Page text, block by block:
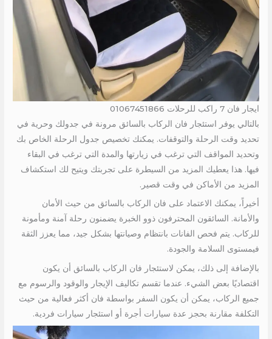
ايجار فان 7 راكب للرحلات 01067451866
بالتالي يوفر استئجار فان الركاب بالسائق مرونة في جدولك وحرية في
تحديد وقت الرحلة والتوقفات. يمكنك تخصيص جدول الرحلة الخاص بك
وتحديد المواقف التي ترغب في زيارتها والمدة التي ترغب في البقاء
فيها. هذا يعطيك المزيد من السيطرة على تجربتك ويتيح لك استكشاف
المزيد من الأماكن في وقت قصير.
أخيراً، يمكنك الاعتماد على فان الركاب بالسائق من حيث الأمان
والأمانة. السائقون المحترفون ذوو الخبرة يضمنون رحلة آمنة ومأمونة
للركاب. يتم فحص الفانات بانتظام وصيانتها بشكل جيد، مما يعزز الثقة
فيمستوى السلامة والجودة.
بالإضافة إلى ذلك، يمكن لاستئجار فان الركاب بالسائق أن يكون
اقتصاديًا بعض الشيء. عندما تقسم تكاليف الإيجار والوقود والرسوم مع
جميع الركاب، يمكن أن يكون السفر بواسطة فان أكثر فعالية من حيث
التكلفة مقارنة بحجز عدة سيارات أجرة أو استئجار سيارات فردية.